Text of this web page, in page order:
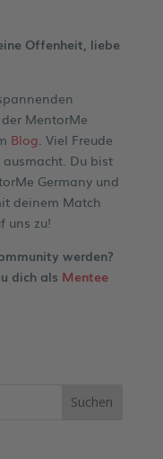
Offenheit, liebe
MentorMe
Blog . Viel Freude
Du bist
Germany und
deinem Match
uns zu!
werden?
dich als Mentee